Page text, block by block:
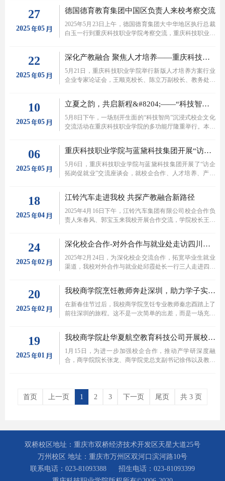
27
2025 05
德国德育教育集团中国区负责人来校考察交流
2025年5月23日上午，德国德育集团大中华地区执行总裁
白玉一行到重庆科技职业学院考察交流，重庆科技职业学
立万、对外合作与就业处、智能制造与汽车学院、继续教
育学院等部门相关同志参加座谈会。
22
2025 05
深化产教融合 聚焦人才培养——重庆科技职业学院召开新版人才培养方案行业企业专家论证会
5月21日，重庆科技职业学院举行新版人才培养方案行业
企业专家论证会，王顺克校长、陈立万副校长、教务处、
堂，共同探讨学校专业人才培养方案，深入推进专业建设
与产业需求精准对接。
10
2025 05
立夏之韵，共启新程&#8204;——“科技智尚”沉浸式校企文化交流活动成功举办
5月8日下午，一场别开生面的“科技智尚”沉浸式校企文化
交流活动在重庆科技职业学院的多功能厅隆重举行。本次
06
2025 05
重庆科技职业学院与蓝黛科技集团开展“访企拓岗促就业”交流座谈会
5月6日，重庆科技职业学院与蓝黛科技集团开展了“访企
拓岗促就业”交流座谈会，就校企合作、人才培养、产学
18
2025 04
江铃汽车走进我校 共探产教融合新路径
2025年4月16日下午，江铃汽车集团有限公司校企合作负
责人朱春风、郭宝玉来我校开展合作交流，学院校长王顺
重要会议成功举行，江铃汽车与我校就后市场技术人才培
养初步洽谈合作意向，为行业发展注入新活力。
24
2025 02
深化校企合作-对外合作与就业处走访四川国飞创新航空科技有限公司
2025年2月24日，为深化校企交流合作，拓宽毕业生就业
渠道，我校对外合作与就业处邱霞处长一行三人走进四川
行一行此次到访表示热烈的欢迎，并详细介绍了公司的发
展现状、产品生产规模和人才需求缺口。邱霞企业介绍了
重庆科技职业学院的发展历史、人才培养特色及毕业生情
求，结合实际进一步完善人才培养方案，致力于培养符合
时代要求的应用型人才。这一提议得到了企业的积极回
应，初步形成了校企合作意向。在企业相关人员的陪同
20
2025 02
我校商学院烹饪教师奔赴深圳，助力学子实习之旅
在新春佳节过后，我校商学院烹饪专业教师秦忠酉踏上了
前往深圳的旅程。这不是一次简单的出差，而是一场充满
满机遇的城市中绽放光彩！
19
2025 01
我校商学院赴华夏航空教育科技公司开展校企合作交流活动
1月15日，为进一步加强校企合作，推动产学研深度融
合，商学院院长张龙、商学院党总支副书记徐伟以及教师
好基础。
首页 上一页 1 2 3 下一页 尾页 共 3 页
双桥校区地址：重庆市双桥经济技术开发区天星大道25号
万州校区 地址：重庆市万州区双河口滨河路10号
联系电话：023-81093388
招生电话：023-81093399